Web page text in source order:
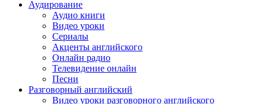
Аудирование
Аудио книги
Видео уроки
Сериалы
Акценты английского
Онлайн радио
Телевидение онлайн
Песни
Разговорный английский
Видео уроки разговорного английского